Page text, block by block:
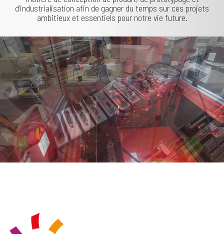
d’industrialisation afin de gagner du temps sur ces projets
ambitieux et essentiels pour notre vie future.